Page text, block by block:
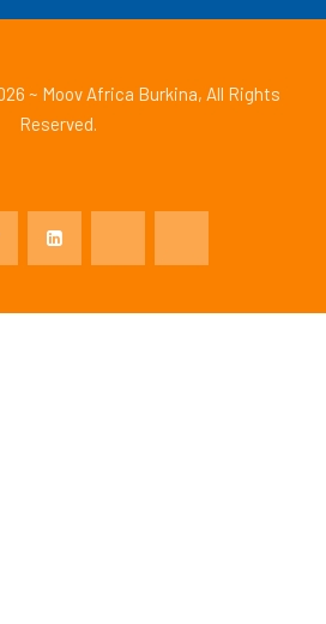
~ Moov Africa Burkina, All Rights
Reserved.